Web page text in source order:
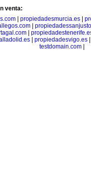
venta:
propiedadesmurcia.es
|
|
propiedadesvigo.es
testdomain.com